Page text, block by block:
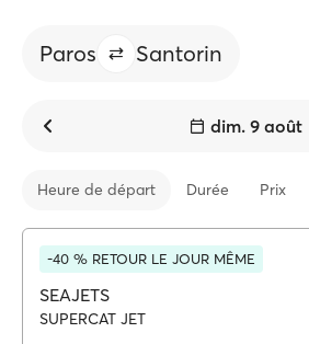
Paros Santorin
dim. 9 août
Heure de départ Durée Prix
-40 % RETOUR LE JOUR MÊME
SEAJETS
SUPERCAT JET